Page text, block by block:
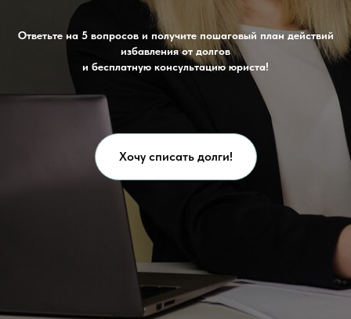
Ответьте на 5 вопросов и получите пошаговый план действий
избавления от долгов
и бесплатную консультацию юриста!
Хочу списать долги!